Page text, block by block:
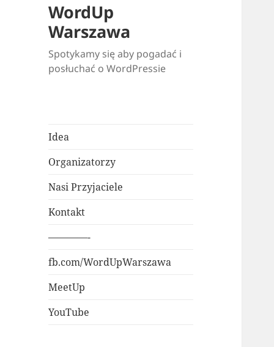
WordUp
Warszawa
Spotykamy się aby pogadać i
posłuchać o WordPressie
Idea
Organizatorzy
Nasi Przyjaciele
Kontakt
————-
fb.com/WordUpWarszawa
MeetUp
YouTube